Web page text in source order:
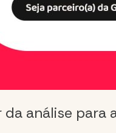
da análise para